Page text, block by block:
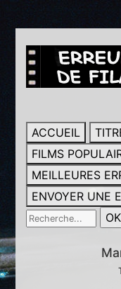
ACCUEIL
FILMS
MEILLEURES
ENVOYER UNE